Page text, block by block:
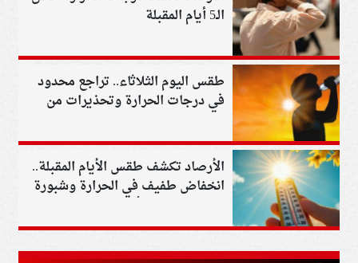
الـ5 أيام المقبلة
طقس اليوم الثلاثاء.. تراجع محدود
في درجات الحرارة وتحذيرات من
الشبورة واضطراب الملاحة
الأرصاد تكشف طقس الأيام المقبلة..
انخفاض طفيف في الحرارة وشبورة
صباحية حتى الأحد